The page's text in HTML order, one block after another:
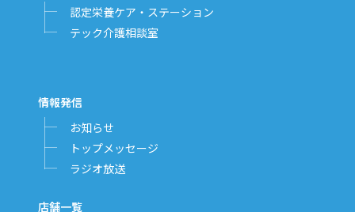
認定栄養ケア・ステーション
テック介護相談室
情報発信
お知らせ
トップメッセージ
ラジオ放送
店舗一覧